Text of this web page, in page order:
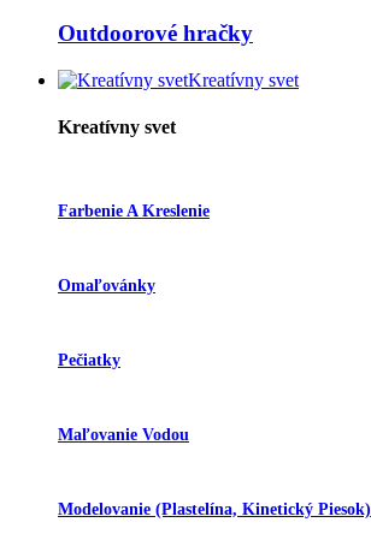
Outdoorové hračky
Kreatívny svet
Kreatívny svet
Farbenie A Kreslenie
Omaľovánky
Pečiatky
Maľovanie Vodou
Modelovanie (plastelína, Kinetický Piesok)